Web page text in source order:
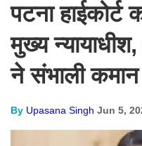
पटना
मुख्य न्यायाधीश,
ने संभाली कमान
By Upasana Singh Jun 5,